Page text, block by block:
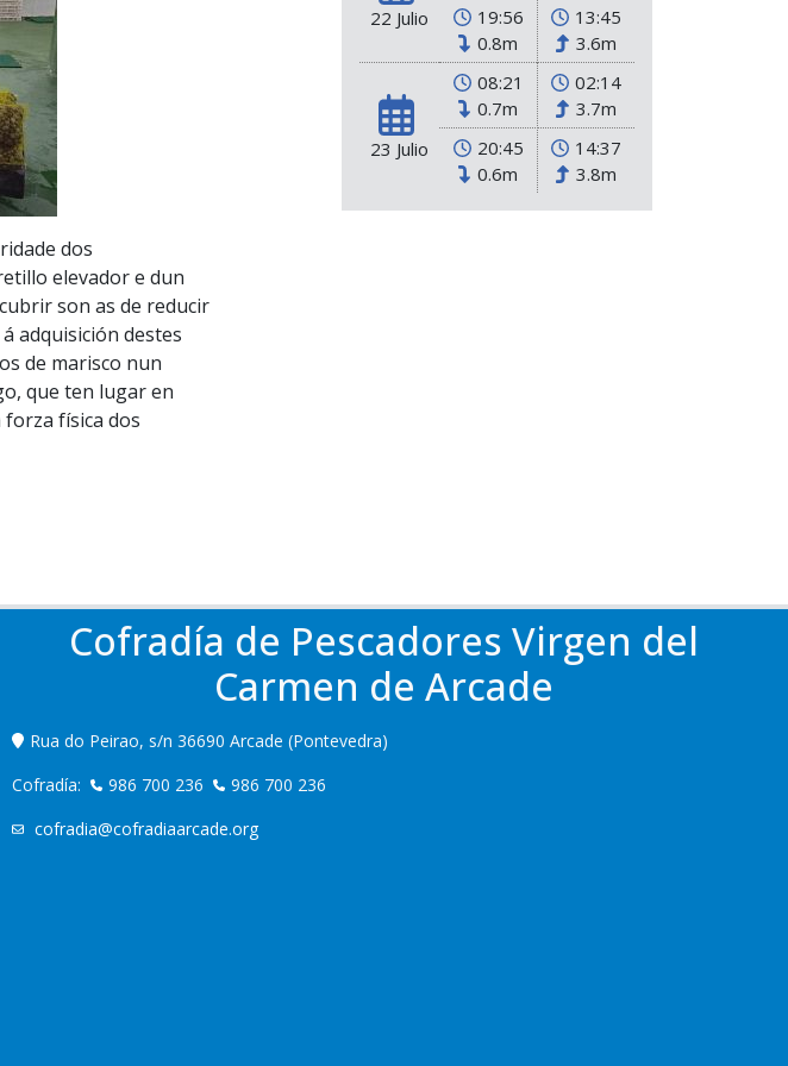
dos
elevador e dun
son as de reducir
adquisición destes
de marisco nun
que ten lugar en
física dos
22 Julio
19:56
0.8m
13:45
3.6m
23 Julio
08:21
0.7m
02:14
3.7m
20:45
0.6m
14:37
3.8m
Cofradía de Pescadores Virgen del
Carmen de Arcade
Rua do Peirao, s/n 36690 Arcade (Pontevedra)
Cofradía:
986 700 236
986 700 236
cofradia@cofradiaarcade.org